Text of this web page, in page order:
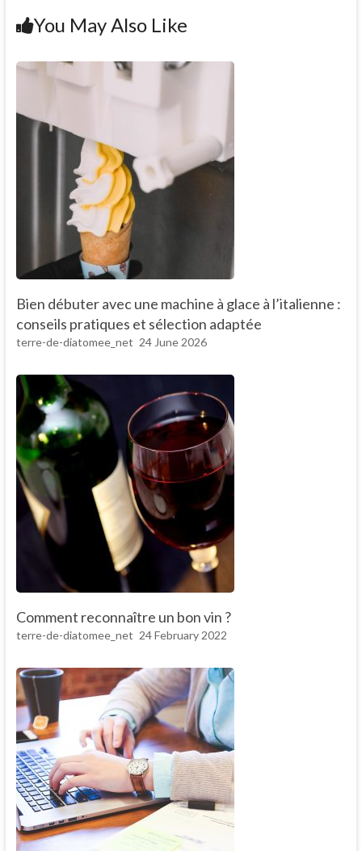
You May Also Like
Bien débuter avec une machine à glace à l’italienne :
conseils pratiques et sélection adaptée
terre-de-diatomee_net 24 June 2026
Comment reconnaître un bon vin ?
terre-de-diatomee_net 24 February 2022